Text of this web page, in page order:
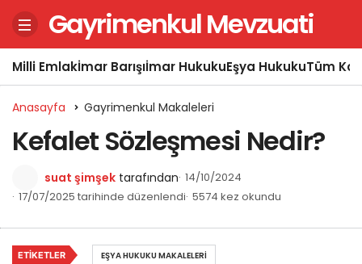
Gayrimenkul Mevzuati
Milli Emlakİmar Barışıİmar HukukuEşya HukukuTüm
Anasayfa Gayrimenkul Makaleleri
Kefalet Sözleşmesi Nedir?
suat şimşek tarafından 14/10/2024
17/07/2025 tarihinde düzenlendi 5574 kez okundu
ETIKETLER EŞYA HUKUKU MAKALELERI